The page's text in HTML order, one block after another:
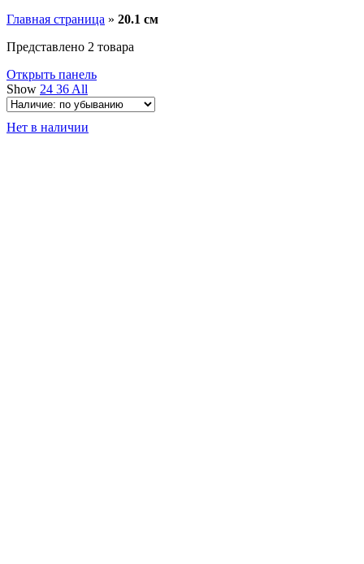
Главная страница » 20.1 см
Представлено 2 товара
Открыть панель
Show 24 36 All
Нет в наличии